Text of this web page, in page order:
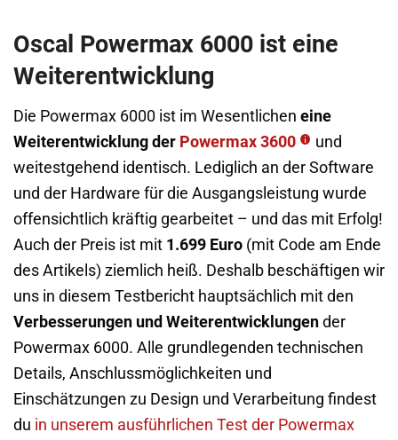
Oscal Powermax 6000 ist eine
Weiterentwicklung
Die Powermax 6000 ist im Wesentlichen eine
Weiterentwicklung der Powermax 3600
und
weitestgehend identisch. Lediglich an der Software
und der Hardware für die Ausgangsleistung wurde
offensichtlich kräftig gearbeitet – und das mit Erfolg!
Auch der Preis ist mit 1.699 Euro (mit Code am Ende
des Artikels) ziemlich heiß. Deshalb beschäftigen wir
uns in diesem Testbericht hauptsächlich mit den
Verbesserungen und Weiterentwicklungen der
Powermax 6000. Alle grundlegenden technischen
Details, Anschlussmöglichkeiten und
Einschätzungen zu Design und Verarbeitung findest
du in unserem ausführlichen Test der Powermax